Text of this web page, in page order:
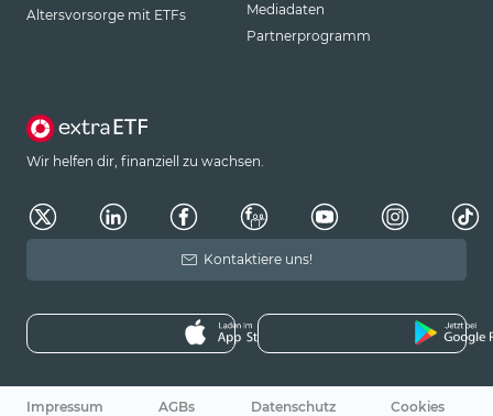
Altersvorsorge mit ETFs
Mediadaten
Partnerprogramm
Wir helfen dir, finanziell zu wachsen.
Kontaktiere uns!
Impressum AGBs Datenschutz
Cookies